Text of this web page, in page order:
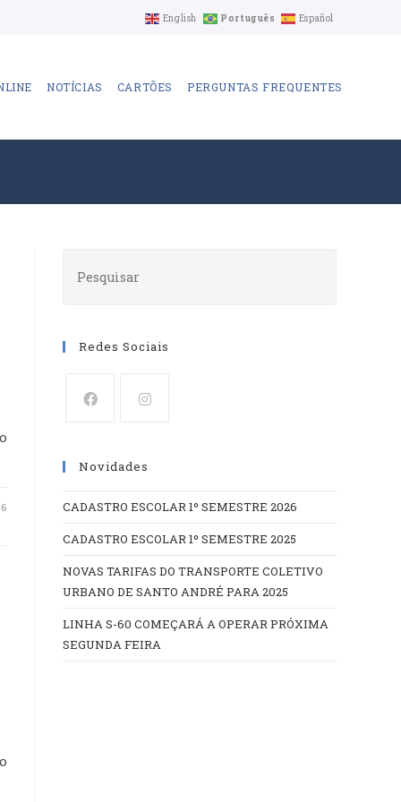
English Português Español
NOTÍCIAS CARTÕES PERGUNTAS FREQUENTES
Redes Sociais
uma
nova
nova
Novidades
CADASTRO ESCOLAR 1º SEMESTRE 2026
CADASTRO ESCOLAR 1º SEMESTRE 2025
NOVAS TARIFAS DO TRANSPORTE COLETIVO
URBANO DE SANTO ANDRÉ PARA 2025
LINHA S-60 COMEÇARÁ A OPERAR PRÓXIMA
SEGUNDA FEIRA